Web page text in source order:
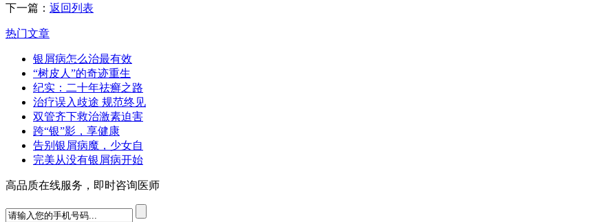
下一篇： 返回列表
热门文章
银屑病怎么治最有效
“树皮人”的奇迹重生
纪实：二十年祛癣之路
治疗误入歧途 规范终见
双管齐下救治激素迫害
跨“银”影，享健康
告别银屑病魔，少女自
完美从没有银屑病开始
高品质在线服务，即时咨询医师